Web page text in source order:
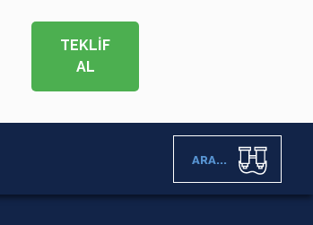
TEKLİF
AL
ARA...